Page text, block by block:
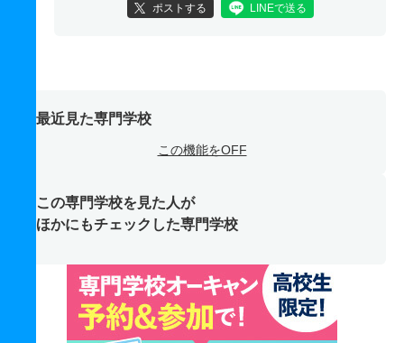
ポストする LINEで送る
最近見た専門学校
この機能をOFF
この専門学校を見た人が
ほかにもチェックした専門学校